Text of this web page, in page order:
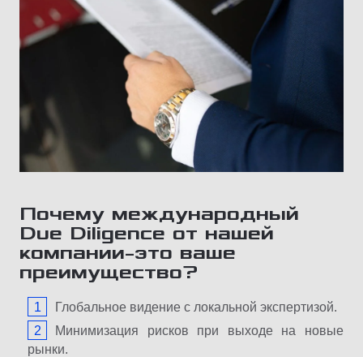
Почему международный
Due Diligence от нашей
компании–это ваше
преимущество?
Глобальное видение с локальной экспертизой.
Минимизация рисков при выходе на новые
рынки.